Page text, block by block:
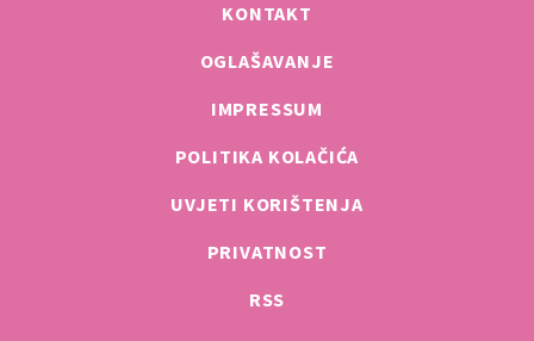
KONTAKT
OGLAŠAVANJE
IMPRESSUM
POLITIKA KOLAČIĆA
UVJETI KORIŠTENJA
PRIVATNOST
RSS